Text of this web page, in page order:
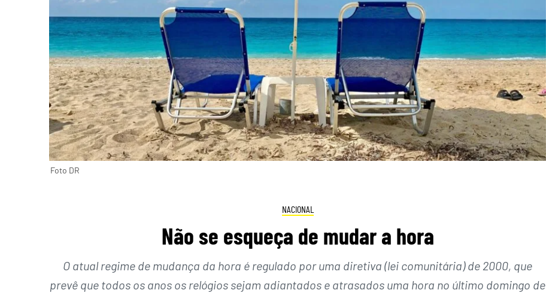
Foto DR
NACIONAL
Não se esqueça de mudar a hora
O atual regime de mudança da hora é regulado por uma diretiva (lei comunitária) de 2000, que
prevê que todos os anos os relógios sejam adiantados e atrasados uma hora no último domingo de